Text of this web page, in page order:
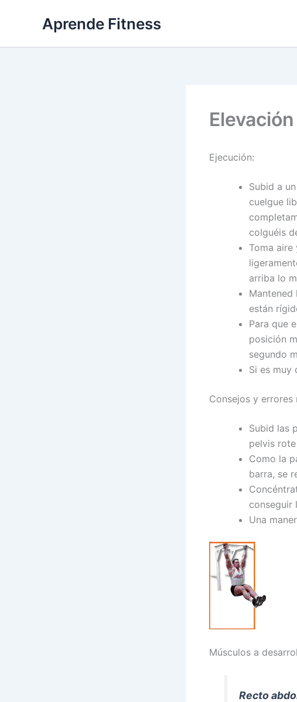
Aprende Fitness
Ejecución:
Subid a
cuelgue
colguéis
Toma
arriba lo
Mantened
están
Para que
posición
segundo
Si es muy
Consejos y errores
Subid las
pelvis
Como la
barra, se
conseguir
Una
Músculos a
Recto